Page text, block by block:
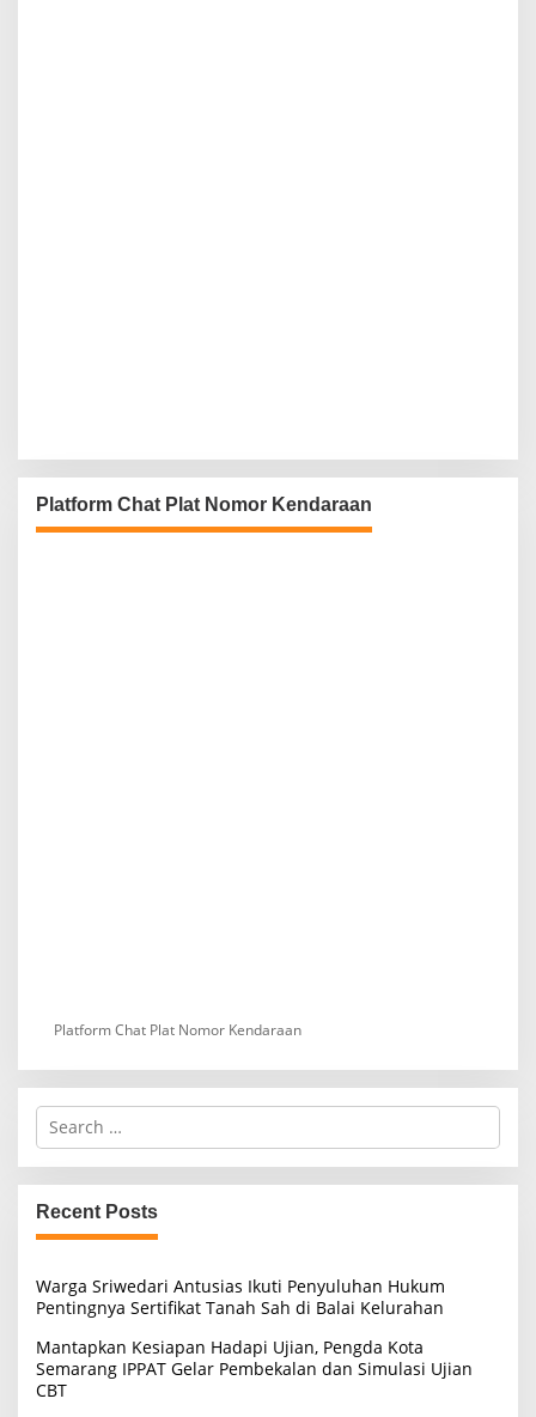
Platform Chat Plat Nomor Kendaraan
Platform Chat Plat Nomor Kendaraan
S
r
c
h
f
r
:
Recent Posts
Warga Sriwedari Antusias Ikuti Penyuluhan Hukum
Pentingnya Sertifikat Tanah Sah di Balai Kelurahan
Mantapkan Kesiapan Hadapi Ujian, Pengda Kota
Semarang IPPAT Gelar Pembekalan dan Simulasi Ujian
CBT